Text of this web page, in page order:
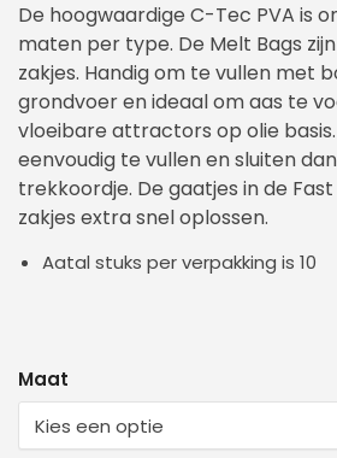
De hoogwaardige C-Tec PVA is
maten per type. De Melt Bags
zakjes. Handig om te vullen met
grondvoer en ideaal om aas te
vloeibare attractors op olie basis.
eenvoudig te vullen en sluiten
trekkoordje. De gaatjes in de
zakjes extra snel oplossen.
Aatal stuks per verpakking is 10
Maat